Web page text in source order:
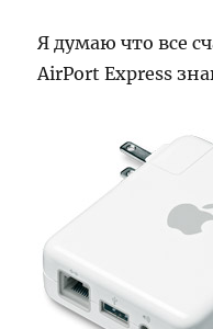
Я думаю что все
AirPort Express